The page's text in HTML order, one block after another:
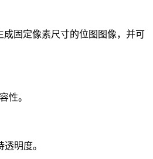
成固定像素尺寸的位图图像，并可
性。
明度。